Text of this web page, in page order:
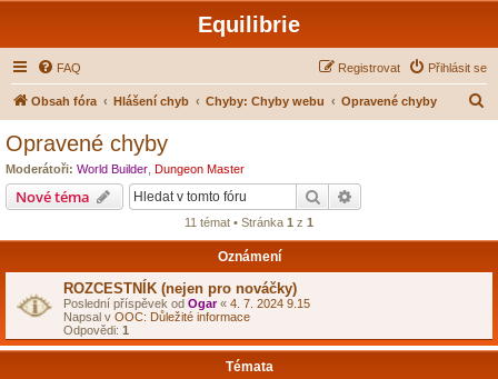
Equilibrie
FAQ Přihlásit se
Registrovat
Obsah fóra Hlášení chyb Chyby: Chyby webu Opravené chyby
Opravené chyby
Moderátoři: World Builder Dungeon Master
Nové téma Hledat
11 témat • Stránka 1 z 1
Oznámení
ROZCESTNÍK (nejen pro nováčky)
Poslední příspěvek od Ogar« 4. 7. 2024 9.15
Napsal v OOC: Důležité informace
Odpovědi: 1
Témata